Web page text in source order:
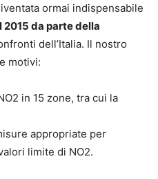
ormai indispensabile
2015 da parte della
dell’Italia. Il nostro
motivi:
in 15 zone, tra cui la
appropriate per
limite di NO2.